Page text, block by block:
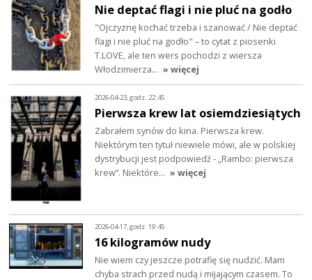
Nie deptać flagi i nie pluć na godło
"Ojczyznę kochać trzeba i szanować / Nie deptać
flagi i nie pluć na godło" – to cytat z piosenki
T.LOVE, ale ten wers pochodzi z wiersza
Włodzimierza… » więcej
2026-04-23, godz. 22:45
Pierwsza krew lat osiemdziesiątych
Zabrałem synów do kina. Pierwsza krew.
Niektórym ten tytuł niewiele mówi, ale w polskiej
dystrybucji jest podpowiedź - „Rambo: pierwsza
krew”. Niektóre… » więcej
2026-04-17, godz. 19:45
16 kilogramów nudy
Nie wiem czy jeszcze potrafię się nudzić. Mam
chyba strach przed nudą i mijającym czasem. To